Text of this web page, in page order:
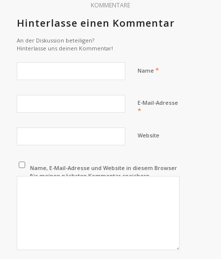
KOMMENTARE
Hinterlasse einen Kommentar
An der Diskussion beteiligen?
Hinterlasse uns deinen Kommentar!
Name *
E-Mail-Adresse
*
Website
Name, E-Mail-Adresse und Website in diesem Browser
für meinen nächsten Kommentar speichern.